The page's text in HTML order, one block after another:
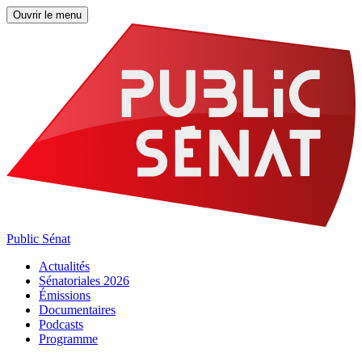
Ouvrir le menu
Public Sénat
Actualités
Sénatoriales 2026
Émissions
Documentaires
Podcasts
Programme